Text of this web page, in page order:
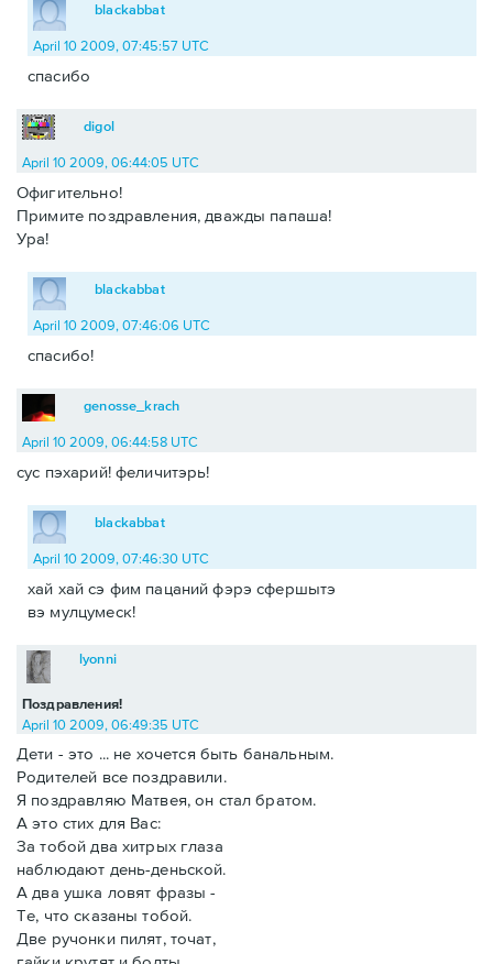
blackabbat
April 10 2009, 07:45:57 UTC
спасибо
digol
April 10 2009, 06:44:05 UTC
Офигительно!
Примите поздравления, дважды папаша!
Ура!
blackabbat
April 10 2009, 07:46:06 UTC
спасибо!
genosse_krach
April 10 2009, 06:44:58 UTC
сус пэхарий! феличитэрь!
blackabbat
April 10 2009, 07:46:30 UTC
хай хай сэ фим пацаний фэрэ сфершытэ
вэ мулцумеск!
Поздравления!
lyonni
April 10 2009, 06:49:35 UTC
Дети - это ... не хочется быть банальным.
Родителей все поздравили.
Я поздравляю Матвея, он стал братом.
А это стих для Вас:
За тобой два хитрых глаза
наблюдают день-деньской.
А два ушка ловят фразы -
Те, что сказаны тобой.
Две ручонки пилят, точат,